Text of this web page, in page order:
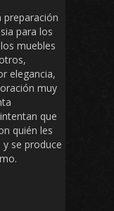
preparación
para los
muebles
elegancia,
muy
que
quién les
se produce